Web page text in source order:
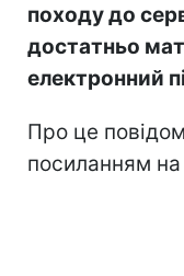
походу до
достатньо
електронний
Про це
посиланням на